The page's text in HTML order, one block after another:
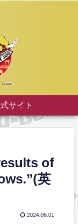
サイト
of
英
2024.06.01